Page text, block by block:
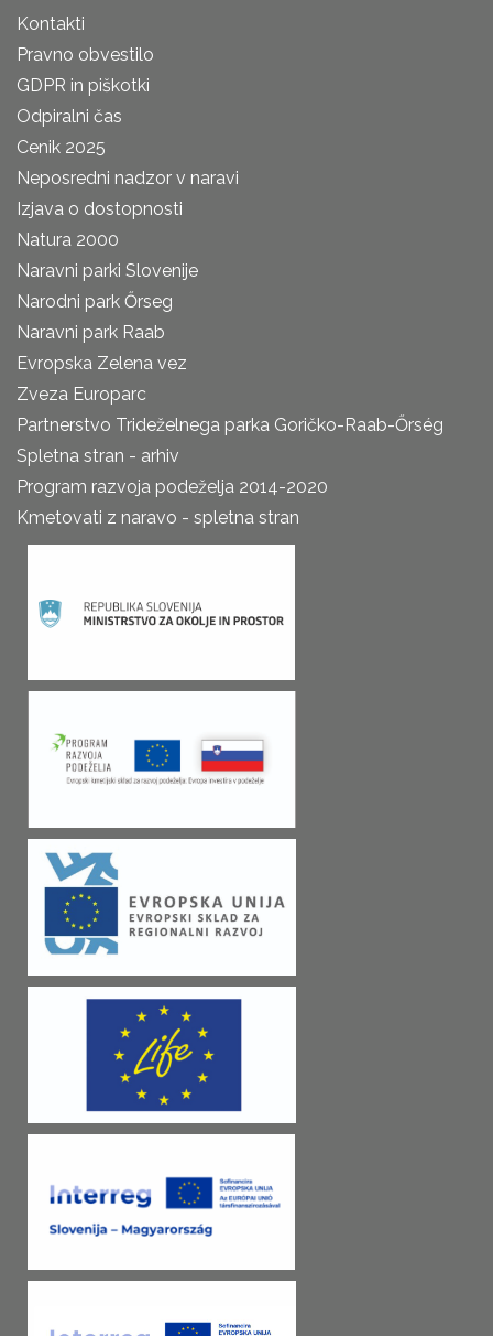
Kontakti
Pravno obvestilo
GDPR in piškotki
Odpiralni čas
Cenik 2025
Neposredni nadzor v naravi
Izjava o dostopnosti
Natura 2000
Naravni parki Slovenije
Narodni park Őrseg
Naravni park Raab
Evropska Zelena vez
Zveza Europarc
Partnerstvo Trideželnega parka Goričko-Raab-Őrség
Spletna stran - arhiv
Program razvoja podeželja 2014-2020
Kmetovati z naravo - spletna stran